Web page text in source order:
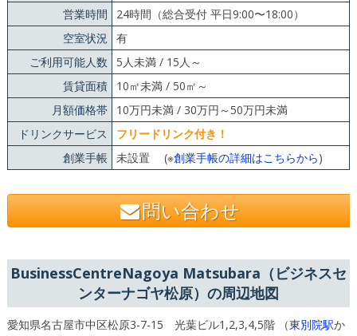
営業時間
24時間（総合受付 平日9:00〜18:00）
空室状況
有
ご利用可能人数
5人未満 / 15人～
賃貸面積
10㎡未満 / 50㎡～
月額価格帯
10万円未満 / 30万円～50万円未満
ドリンクサービス
フリードリンク付き！
創業手帳 未設置 (※創業手帳の詳細はこちらから)
問い合わせ
BusinessCentreNagoya Matsubara（ビジネスセ
ンターナゴヤ松原）の周辺地図
愛知県名古屋市中区松原3-7-15 光葉ビル1,2,3,4,5階 （東別院駅か